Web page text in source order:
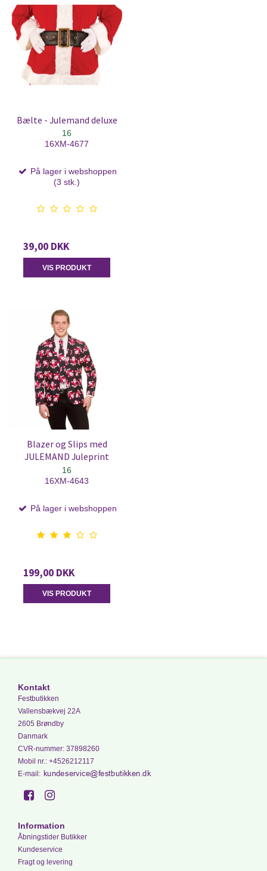
Bælte - Julemand deluxe
16
16XM-4677
På lager i webshoppen
(3 stk.)
39,00 DKK
VIS PRODUKT
Blazer og Slips med
JULEMAND Juleprint
16
16XM-4643
På lager i webshoppen
199,00 DKK
VIS PRODUKT
Kontakt
Festbutikken
Vallensbækvej 22A
2605 Brøndby
Danmark
CVR-nummer: 37898260
Mobil nr.: +4526212117
E-mail :
Information
Åbningstider Butikker
Kundeservice
Fragt og levering